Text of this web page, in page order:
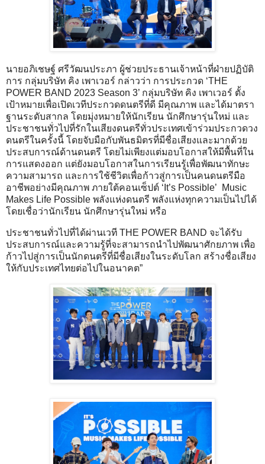
นายอภิเชษฐ์ ศรีวัฒนประภา ผู้ช่วยประธานเจ้าหน้าที่ฝ่ายปฏิบัติ
การ กลุ่มบริษัท คิง เพาเวอร์ กล่าวว่า การประกวด ‘THE
POWER BAND 2023 Season 3’ กลุ่มบริษัท คิง เพาเวอร์ ตั้ง
เป้าหมายเพื่อเปิดเวทีประกวดดนตรีที่ดี มีคุณภาพ และได้มาตรา
ฐานระดับสากล โดยมุ่งหมายให้นักเรียน นักศึกษารุ่นใหม่ และ
ประชาชนทั่วไปที่รักในเสียงดนตรีทั่วประเทศเข้าร่วมประกวดวง
ดนตรีในครั้งนี้ โดยจับมือกับพันธมิตรที่มีชื่อเสียงและมากด้วย
ประสบการณ์ด้านดนตรี โดยไม่เพียงแต่มอบโอกาสให้มีพื้นที่ใน
การแสดงออก แต่ยังมอบโอกาสในการเรียนรู้เพื่อพัฒนาทักษะ
ความสามารถ และการใช้ชีวิตเพื่อก้าวสู่การเป็นคนดนตรีมือ
อาชีพอย่างมีคุณภาพ ภายใต้คอนเซ็ปต์ ‘It’s Possible’ Music
Makes Life Possible พลังแห่งดนตรี พลังแห่งทุกความเป็นไปได้
โดยเชื่อว่านักเรียน นักศึกษารุ่นใหม่ หรือ
ประชาชนทั่วไปที่ได้ผ่านเวที THE POWER BAND จะได้รับ
ประสบการณ์และความรู้ที่จะสามารถนำไปพัฒนาศักยภาพ เพื่อ
ก้าวไปสู่การเป็นนักดนตรีที่มีชื่อเสียงในระดับโลก สร้างชื่อเสียง
ให้กับประเทศไทยต่อไปในอนาคต”